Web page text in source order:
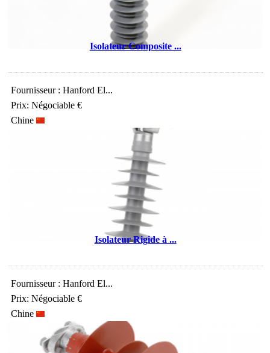
Isolateur Composite ...
Fournisseur : Hanford El...
Prix: Négociable €
Chine
Isolateur Rigide à ...
Fournisseur : Hanford El...
Prix: Négociable €
Chine